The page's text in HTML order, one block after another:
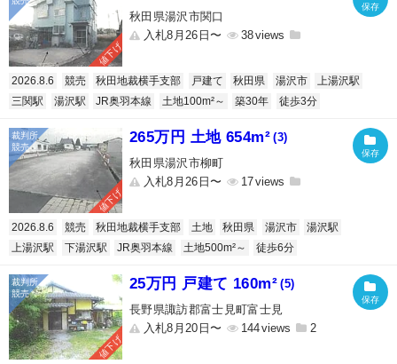
値下げ
秋田県湯沢市関口
入札8月26日〜
38
2026.8.6 競売 秋田地裁横手支部 戸建て 秋田県 湯沢市
上湯沢駅
三関駅
湯沢駅 JR奥羽本線 土地100m²～ 築30年 徒歩3分
値下げ
265万円 土地 654m² (3)
秋田県湯沢市柳町
入札8月26日〜
17
2026.8.6 競売 秋田地裁横手支部 土地 秋田県 湯沢市
湯沢駅
上湯沢駅
下湯沢駅 JR奥羽本線 土地500m²～ 徒歩6分
値下げ
25万円 戸建て 160m² (5)
長野県諏訪郡富士見町富士見
入札8月20日〜
144 2